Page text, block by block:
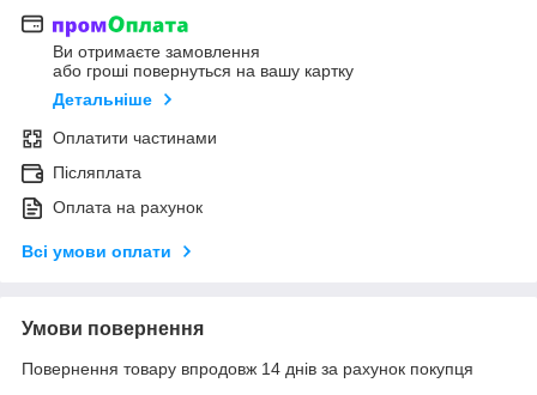
Ви отримаєте замовлення
або гроші повернуться на вашу картку
Детальніше
Оплатити частинами
Післяплата
Оплата на рахунок
Всі умови оплати
Умови повернення
Повернення товару впродовж 14 днів за рахунок покупця